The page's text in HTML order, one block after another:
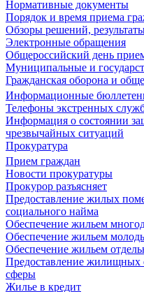
Нормативные документы
Порядок и время приема
Обзоры решений,
Электронные обращения
Общероссийский день
Муниципальные и
Гражданская оборона и
Информационные
Телефоны экстренных
Информация о состоянии
чрезвычайных ситуаций
Прокуратура
Прием граждан
Новости прокуратуры
Прокурор разъясняет
Предоставление жилых
социального найма
Обеспечение жильем
Обеспечение жильем
Обеспечение жильем
Предоставление жилищных
сферы
Жилье в кредит